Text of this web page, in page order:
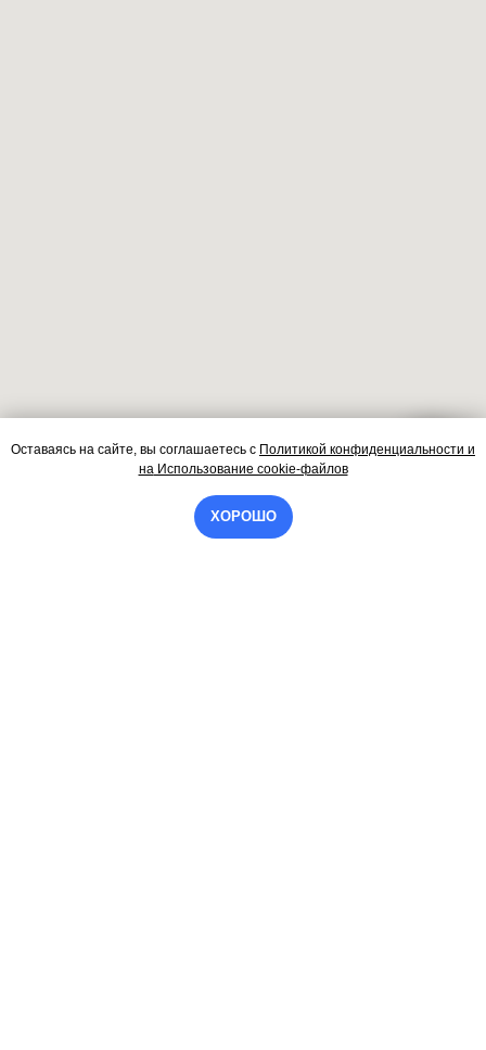
Оставаясь на сайте, вы соглашаетесь с Политикой конфиденциальности и
наИспользование cookie-файлов
ХОРОШО
Контакты